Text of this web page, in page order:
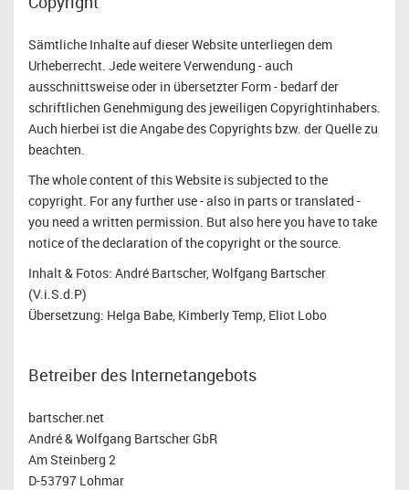
Sämtliche Inhalte auf dieser Website unterliegen dem
Urheberrecht. Jede weitere Verwendung - auch
ausschnittsweise oder in übersetzter Form - bedarf der
schriftlichen Genehmigung des jeweiligen Copyrightinhabers.
Auch hierbei ist die Angabe des Copyrights bzw. der Quelle zu
beachten.
The whole content of this Website is subjected to the
copyright. For any further use - also in parts or translated -
you need a written permission. But also here you have to take
notice of the declaration of the copyright or the source.
Inhalt & Fotos: André Bartscher, Wolfgang Bartscher
(V.i.S.d.P)
Übersetzung: Helga Babe, Kimberly Temp, Eliot Lobo
Betreiber des Internetangebots
bartscher.net
André & Wolfgang Bartscher GbR
Am Steinberg 2
D-53797 Lohmar